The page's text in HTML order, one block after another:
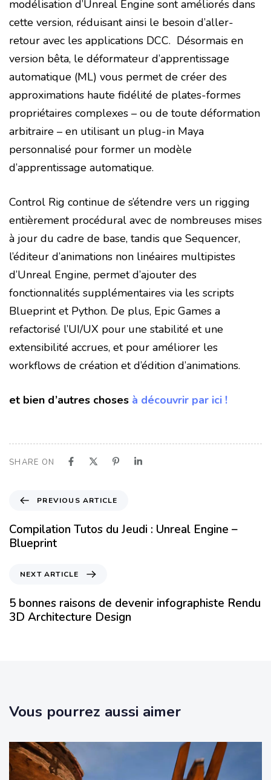
modélisation d’Unreal Engine sont améliorés dans
cette version, réduisant ainsi le besoin d’aller-
retour avec les applications DCC. Désormais en
version bêta, le déformateur d’apprentissage
automatique (ML) vous permet de créer des
approximations haute fidélité de plates-formes
propriétaires complexes – ou de toute déformation
arbitraire – en utilisant un plug-in Maya
personnalisé pour former un modèle
d’apprentissage automatique.
Control Rig continue de s’étendre vers un rigging
entièrement procédural avec de nombreuses mises
à jour du cadre de base, tandis que Sequencer,
l’éditeur d’animations non linéaires multipistes
d’Unreal Engine, permet d’ajouter des
fonctionnalités supplémentaires via les scripts
Blueprint et Python. De plus, Epic Games a
refactorisé l’UI/UX pour une stabilité et une
extensibilité accrues, et pour améliorer les
workflows de création et d’édition d’animations.
et bien d’autres choses à découvrir par ici !
SHARE ON
PREVIOUS ARTICLE
Compilation Tutos du Jeudi : Unreal Engine –
Blueprint
NEXT ARTICLE
5 bonnes raisons de devenir infographiste Rendu
3D Architecture Design
Vous pourrez aussi aimer